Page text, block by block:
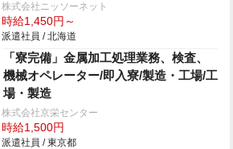
株式会社ニッソーネット
時給1,450円～
派遣社員 / 北海道
「寮完備」金属加工処理業務、検査、
機械オペレーター/即入寮/製造・工場/工
場・製造
株式会社京栄センター
時給1,500円
派遣社員 / 東京都